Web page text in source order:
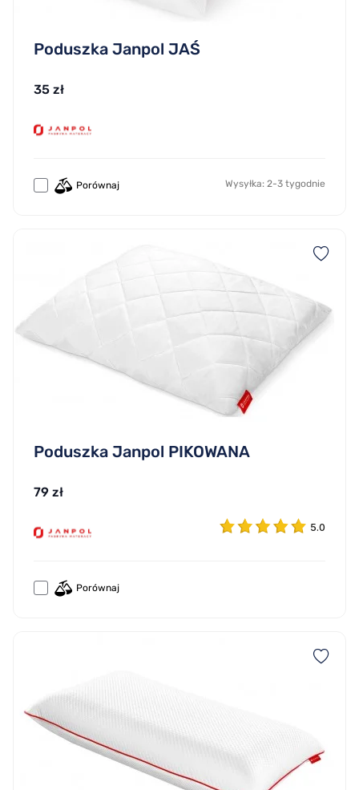
Poduszka Janpol JAŚ
35 zł
Porównaj Wysyłka: 2-3 tygodnie
Poduszka Janpol PIKOWANA
79 zł
5.0
Porównaj